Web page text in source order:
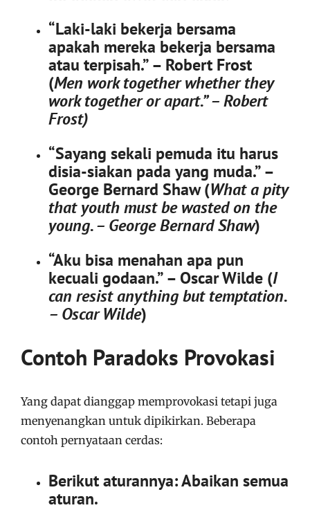
“Laki-laki bekerja bersama
apakah mereka bekerja bersama
atau terpisah.” – Robert Frost
(Men work together whether they
work together or apart.” – Robert
Frost)
“Sayang sekali pemuda itu harus
disia-siakan pada yang muda.” –
George Bernard Shaw (What a pity
that youth must be wasted on the
young. – George Bernard Shaw)
“Aku bisa menahan apa pun
kecuali godaan.” – Oscar Wilde (I
can resist anything but temptation.
– Oscar Wilde)
Contoh Paradoks Provokasi
Yang dapat dianggap memprovokasi tetapi juga
menyenangkan untuk dipikirkan. Beberapa
contoh pernyataan cerdas:
Berikut aturannya: Abaikan semua
aturan.